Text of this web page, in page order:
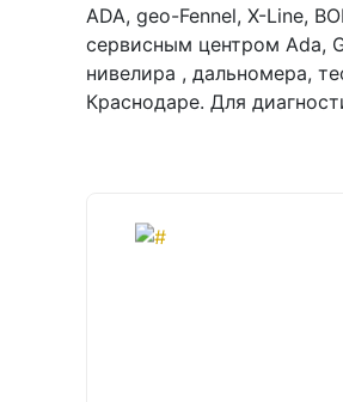
ADA, geo-Fennel, X-Line,
сервисным центром Ada,
нивелира , дальномера,
Краснодаре. Для
Показать еще
Мотобуры